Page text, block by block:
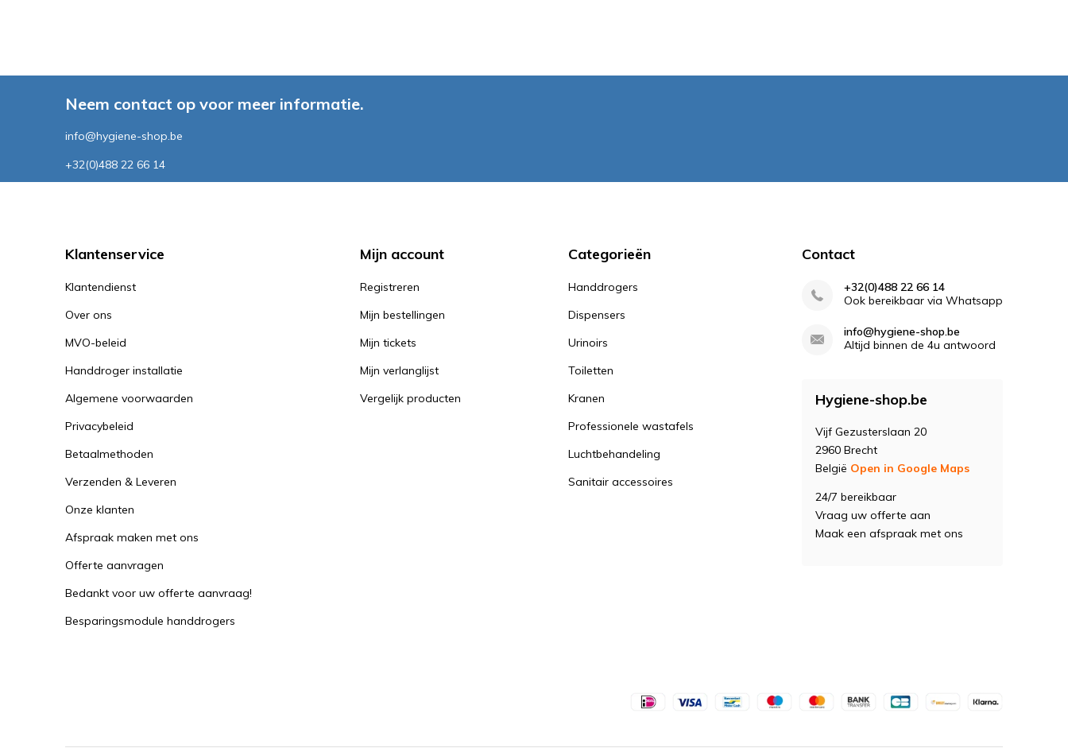
Neem contact op voor meer informatie.
info@hygiene-shop.be
+32(0)488 22 66 14
Klantenservice
Klantendienst
Over ons
MVO-beleid
Handdroger installatie
Algemene voorwaarden
Privacybeleid
Betaalmethoden
Verzenden & Leveren
Onze klanten
Afspraak maken met ons
Offerte aanvragen
Bedankt voor uw offerte aanvraag!
Besparingsmodule handdrogers
Mijn account
Registreren
Mijn bestellingen
Mijn tickets
Mijn verlanglijst
Vergelijk producten
Categorieën
Handdrogers
Dispensers
Urinoirs
Toiletten
Kranen
Professionele wastafels
Luchtbehandeling
Sanitair accessoires
Contact
+32(0)488 22 66 14
Ook bereikbaar via Whatsapp
info@hygiene-shop.be
Altijd binnen de 4u antwoord
Hygiene-shop.be
Vijf Gezusterslaan 20
2960 Brecht
België Open in Google Maps
24/7 bereikbaar
Vraag uw offerte aan
Maak een afspraak met ons